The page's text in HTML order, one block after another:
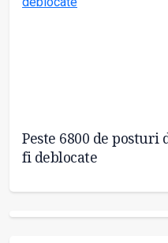
Peste 6800 de
fi deblocate